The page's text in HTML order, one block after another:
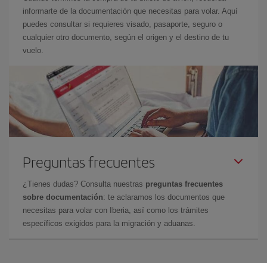
informarte de la documentación que necesitas para volar. Aquí
puedes consultar si requieres visado, pasaporte, seguro o
cualquier otro documento, según el origen y el destino de tu
vuelo.
Preguntas frecuentes
¿Tienes dudas? Consulta nuestras preguntas frecuentes
sobre documentación: te aclaramos los documentos que
necesitas para volar con Iberia, así como los trámites
específicos exigidos para la migración y aduanas.